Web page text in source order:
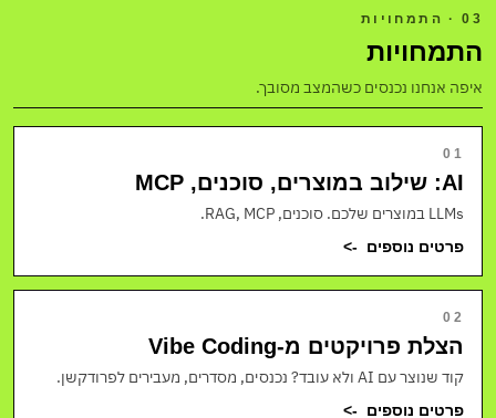
03 · התמחויות
התמחויות
איפה אנחנו נכנסים כשהמצב מסובך.
01
AI: שילוב במוצרים, סוכנים, MCP
LLMs במוצרים שלכם. סוכנים, RAG, MCP.
פרטים נוספים ->
02
הצלת פרויקטים מ-Vibe Coding
קוד שנוצר עם AI ולא עובד? נכנסים, מסדרים, מעבירים לפרודקשן.
פרטים נוספים ->